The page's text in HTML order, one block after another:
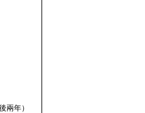
兩年）